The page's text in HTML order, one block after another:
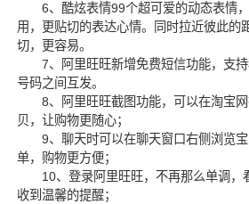
6、酷炫表情99个超可爱的动态表情，
用，更贴切的表达心情。同时拉近彼此的
切，更容易。
7、阿里旺旺新增免费短信功能，支持
号码之间互发。
8、阿里旺旺截图功能，可以在淘宝网
贝，让购物更随心；
9、聊天时可以在聊天窗口右侧浏览宝
单，购物更方便；
10、登录阿里旺旺，不再那么单调，
收到温馨的提醒；